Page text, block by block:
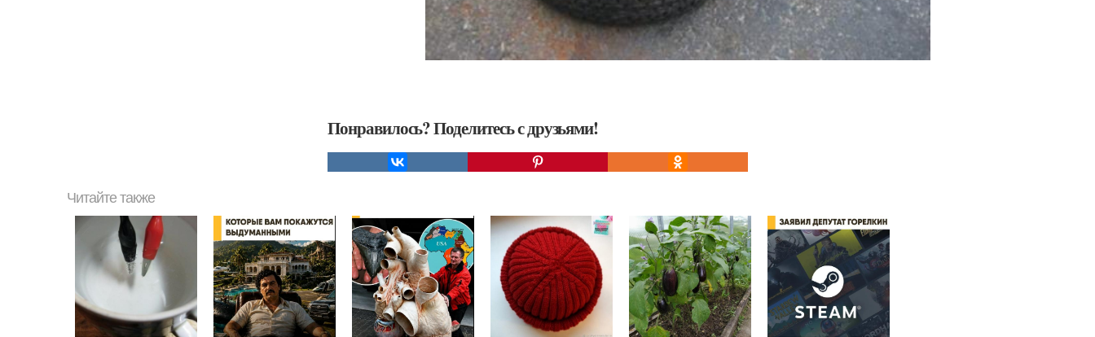
Понравилось? Поделитесь с друзьями!
Читайте также